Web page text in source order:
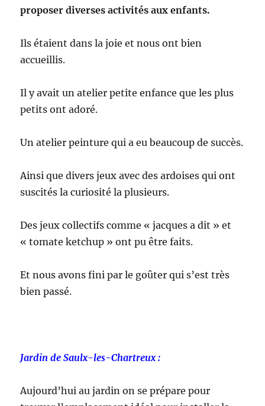
proposer diverses activités aux enfants.
Ils étaient dans la joie et nous ont bien
accueillis.
Il y avait un atelier petite enfance que les plus
petits ont adoré.
Un atelier peinture qui a eu beaucoup de succès.
Ainsi que divers jeux avec des ardoises qui ont
suscités la curiosité la plusieurs.
Des jeux collectifs comme « jacques a dit » et
« tomate ketchup » ont pu être faits.
Et nous avons fini par le goûter qui s’est très
bien passé.
Jardin de Saulx-les-Chartreux :
Aujourd’hui au jardin on se prépare pour